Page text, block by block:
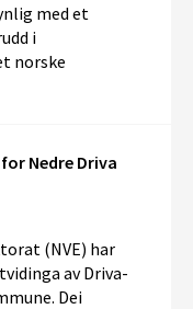
med et
i
norske
Nedre Driva
(NVE) har
av Driva-
Dei